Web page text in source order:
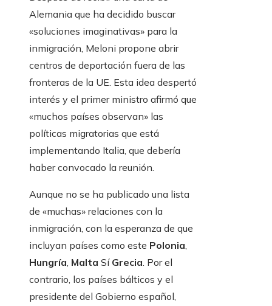
Alemania que ha decidido buscar
«soluciones imaginativas» para la
inmigración, Meloni propone abrir
centros de deportación fuera de las
fronteras de la UE. Esta idea despertó
interés y el primer ministro afirmó que
«muchos países observan» las
políticas migratorias que está
implementando Italia, que debería
haber convocado la reunión.
Aunque no se ha publicado una lista
de «muchas» relaciones con la
inmigración, con la esperanza de que
incluyan países como este Polonia
Hungría Malta Sí Grecia . Por el
contrario, los países bálticos y el
presidente del Gobierno español,